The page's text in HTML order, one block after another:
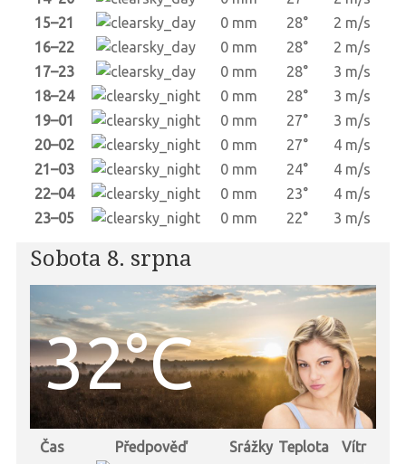
15–21
0 mm 28°
2 m/s
16–22
0 mm 28°
2 m/s
17–23
0 mm 28°
3 m/s
18–24
0 mm 28°
3 m/s
19–01
0 mm 27°
3 m/s
20–02
0 mm 27°
4 m/s
21–03
0 mm 24°
4 m/s
22–04
0 mm 23°
4 m/s
23–05
0 mm 22° 3 m/s
Sobota 8. srpna
32°C
Čas Předpověď Srážky Teplota
Vítr